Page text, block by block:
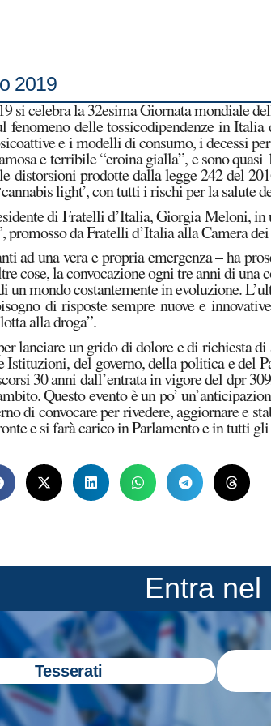
2019
si celebra la 32esima Giornata mondiale
fenomeno delle tossicodipendenze in
e i modelli di consumo, i decessi
e terribile “eroina gialla”, e sono
distorsioni prodotte dalla legge 242 del
light’, con tutti i rischi per la salute
di Fratelli d’Italia, Giorgia Meloni,
promosso da Fratelli d’Italia alla Camera
ad una vera e propria emergenza – ha
cose, la convocazione ogni tre anni di
un mondo costantemente in evoluzione.
di risposte sempre nuove e
alla droga”.
lanciare un grido di dolore e di richiesta
Istituzioni, del governo, della politica e del
30 anni dall’entrata in vigore del dpr
Questo evento è un po’
di convocare per rivedere, aggiornare e
e si farà carico in Parlamento e in tutti
Entra nel
Tesserati